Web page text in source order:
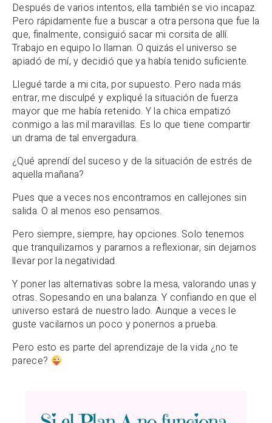
Después de varios intentos, ella también se vio incapaz.
Pero rápidamente fue a buscar a otra persona que fue la
que, finalmente, consiguió sacar mi corsita de allí.
Trabajo en equipo lo llaman. O quizás el universo se
apiadó de mí, y decidió que ya había tenido suficiente.
Llegué tarde a mi cita, por supuesto. Pero nada más
entrar, me disculpé y expliqué la situación de fuerza
mayor que me había retenido. Y la chica empatizó
conmigo a las mil maravillas. Es lo que tiene compartir
un drama de tal envergadura.
¿Qué aprendí del suceso y de la situación de estrés de
aquella mañana?
Pues que a veces nos encontramos en callejones sin
salida. O al menos eso pensamos.
Pero siempre, siempre, hay opciones. Solo tenemos
que tranquilizarnos y pararnos a reflexionar, sin dejarnos
llevar por la negatividad.
Y poner las alternativas sobre la mesa, valorando unas y
otras. Sopesando en una balanza. Y confiando en que el
universo estará de nuestro lado. Aunque a veces le
guste vacilarnos un poco y ponernos a prueba.
Pero esto es parte del aprendizaje de la vida ¿no te
parece?